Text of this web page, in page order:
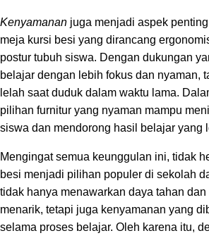
Kenyamanan juga menjadi aspek
meja kursi besi yang dirancang
postur tubuh siswa. Dengan dukungan
belajar dengan lebih fokus dan nyaman,
lelah saat duduk dalam waktu lama.
pilihan furnitur yang nyaman mampu
siswa dan mendorong hasil belajar yang
Mengingat semua keunggulan ini, tidak
besi menjadi pilihan populer di sekolah
tidak hanya menawarkan daya tahan dan
menarik, tetapi juga kenyamanan yang
selama proses belajar. Oleh karena itu,